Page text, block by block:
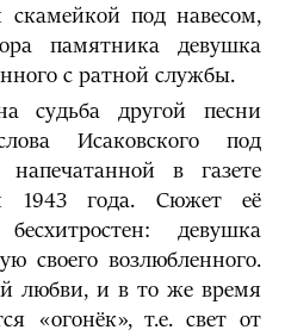
скамейкой под навесом,
памятника девушка
с ратной службы.
судьба другой песни
Исаковского под
в газете
1943 года. Сюжет её
девушка
своего возлюбленного.
любви, и в то же время
«огонёк», т.е. свет от